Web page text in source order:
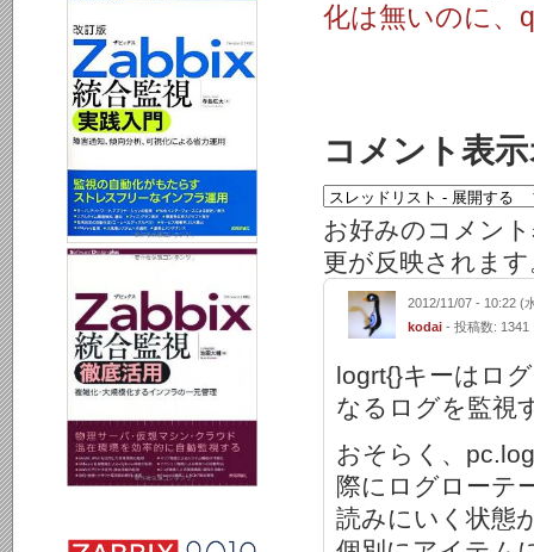
化は無いのに、
コメント表
お好みのコメン
更が反映されます
2012/11/07 - 10:22 (
kodai - 投稿数: 1341
logrt{}キーはロ
なるログを監視
おそらく、
際にログローテ
読みにいく状態